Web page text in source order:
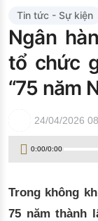
Đào tạo ISO
Tin tức - Sự kiện
Ngân
tổ chức
“75 năm
24/04/2026
0:00/0:00
Trong không
75 năm thành